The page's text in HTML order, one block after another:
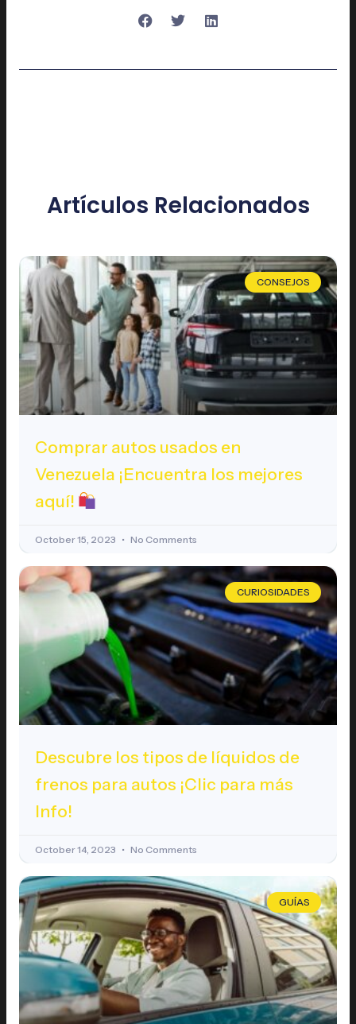
Artículos Relacionados
CONSEJOS
Comprar autos usados en
Venezuela ¡Encuentra los mejores
aquí!
October 15, 2023 No Comments
CURIOSIDADES
Descubre los tipos de líquidos de
frenos para autos ¡Clic para más
Info!
October 14, 2023 No Comments
GUÍAS